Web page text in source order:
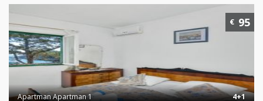
Apartman Apartman 1 4+1
€ 95